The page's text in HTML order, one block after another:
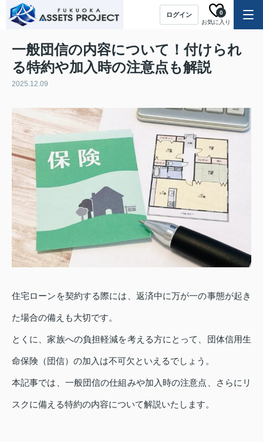
ログイン
お気に入り
0
一般団信の内容について！付けられ
る特約や加入時の注意点も解説
2025.12.09
住宅ローンを契約する際には、返済中に万が一の事態が起き
た場合の備えも大切です。
とくに、家族への負担軽減を考える方にとって、団体信用生
命保険（団信）の加入は不可欠といえるでしょう。
本記事では、一般団信の仕組みや加入時の注意点、さらにリ
スクに備える特約の内容について解説いたします。